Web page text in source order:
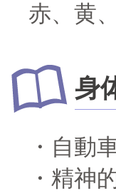
赤、黄
身
自動
精神